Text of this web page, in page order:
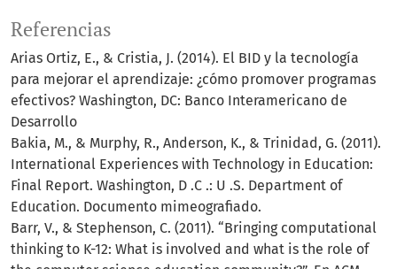
Referencias
Arias Ortiz, E., & Cristia, J. (2014). El BID y la tecnología
para mejorar el aprendizaje: ¿cómo promover programas
efectivos? Washington, DC: Banco Interamericano de
Desarrollo
Bakia, M., & Murphy, R., Anderson, K., & Trinidad, G. (2011).
International Experiences with Technology in Education:
Final Report. Washington, D .C .: U .S. Department of
Education. Documento mimeografiado.
Barr, V., & Stephenson, C. (2011). “Bringing computational
thinking to K-12: What is involved and what is the role of